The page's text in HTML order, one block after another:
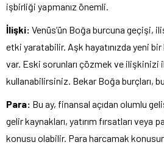
işbirliği yapmanız önemli.
İlişki: Venüs’ün Boğa burcuna geçişi,
etki yaratabilir. Aşk hayatınızda yeni bir
var. Eski sorunları çözmek ve ilişkinizi
kullanabilirsiniz. Bekar Boğa burçları,
Para: Bu ay, finansal açıdan olumlu
gelir kaynakları, yatırım fırsatları veya
konusu olabilir. Para harcamak